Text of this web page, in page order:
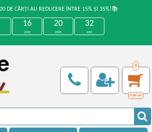
DE CĂRȚI AU REDUCERE ÎNTRE 15% ȘI 35%!📚
16
ore
20
min
32
sec
0
0,00 Lei